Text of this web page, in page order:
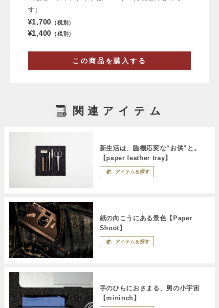
す）
¥1,700 （税別）
¥1,400 （税別）
この商品を購入する
関連アイテム
新生活は、臨機応変な“お供”と。
【paper leather tray】
アイテムを探す
紙の向こうにある景色【Paper
Shoot】
アイテムを探す
手のひらにおさまる、男の小宇宙
【mininch】